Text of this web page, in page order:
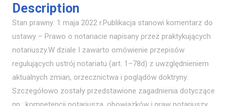
Description
Stan prawny: 1 maja 2022 r.Publikacja stanowi komentarz do
ustawy – Prawo o notariacie napisany przez praktykujących
notariuszy.W dziale I zawarto omówienie przepisów
regulujących ustrój notariatu (art. 1–78d) z uwzględnieniem
aktualnych zmian, orzecznictwa i poglądów doktryny.
Szczegółowo zostały przedstawione zagadnienia dotyczące